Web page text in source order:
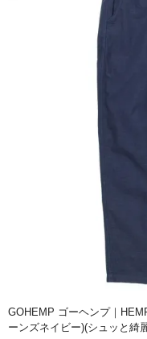
GOHEMP ゴーヘンプ｜
ーンズネイビー)(シュッと綺